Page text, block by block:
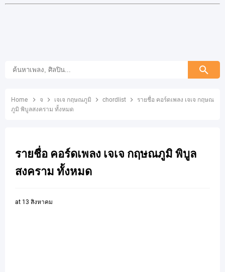
Home จ เจเจ กฤษณภูมิ chordlist
รายชื่อ คอร์ดเพลง เจเจ กฤษณ
ภูมิ พิบูลสงคราม ทั้งหมด
รายชื่อ คอร์ดเพลง เจเจ กฤษณภูมิ พิบูล
สงคราม ทั้งหมด
at 13 สิงหาคม